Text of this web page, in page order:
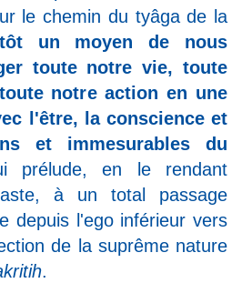
le chemin du tyâga de la
un moyen de nous
toute notre vie, toute
notre action en une
l'être, la conscience et
et immesurables du
prélude, en le rendant
à un total passage
depuis l'ego inférieur vers
de la suprême nature
.